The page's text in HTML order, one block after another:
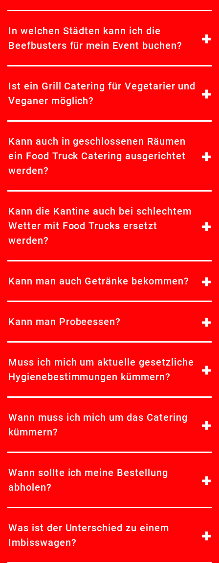
In welchen Städten kann ich die
Beefbusters für mein Event buchen?
Ist ein Grill Catering für Vegetarier und
Veganer möglich?
Kann auch in geschlossenen Räumen
ein Food Truck Catering ausgerichtet
werden?
Kann die Kantine auch bei schlechtem
Wetter mit Food Trucks ersetzt
werden?
Kann man auch Getränke bekommen?
Kann man Probeessen?
Muss ich mich um aktuelle gesetzliche
Hygienebestimmungen kümmern?
Wann muss ich mich um das Catering
kümmern?
Wann sollte ich meine Bestellung
abholen?
Was ist der Unterschied zu einem
Imbisswagen?